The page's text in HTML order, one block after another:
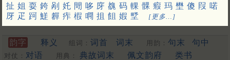
扯 姐 耍 銙 剐 奼 閜 哆 庌 䰩 码 輠 髁 瘕 玛 壄 傻 叚 喏
厊 疋 跒 䱹 奲 痄 椵 㗿 抯 飷 婽 㙒 [更多…]
韵字 释义 组词： 词首 词末 用韵： 句末 句中
对仗： 对语 用典： 典故词末 佩文韵府 类书